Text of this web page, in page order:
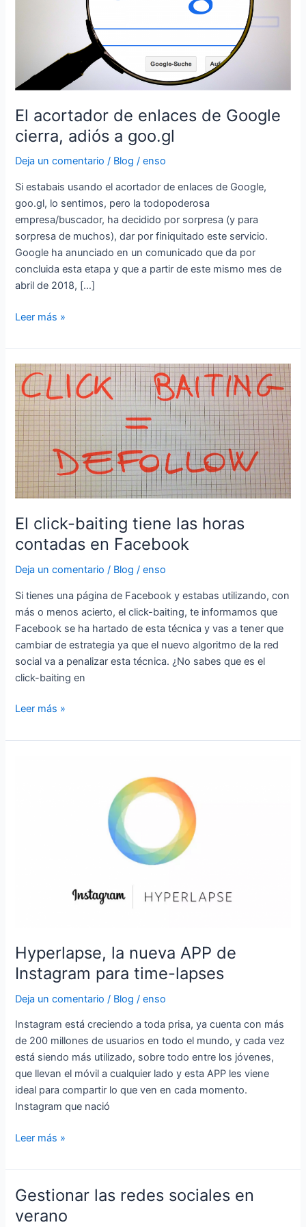
El acortador de enlaces de Google
cierra, adiós a goo.gl
Deja un comentario / Blog /enso
Si estabais usando el acortador de enlaces de Google,
goo.gl, lo sentimos, pero la todopoderosa
empresa/buscador, ha decidido por sorpresa (y para
sorpresa de muchos), dar por finiquitado este servicio.
Google ha anunciado en un comunicado que da por
concluida esta etapa y que a partir de este mismo mes de
abril de 2018, […]
Leer más »
El click-baiting tiene las horas
contadas en Facebook
Deja un comentario / Blog /enso
Si tienes una página de Facebook y estabas utilizando, con
más o menos acierto, el click-baiting, te informamos que
Facebook se ha hartado de esta técnica y vas a tener que
cambiar de estrategia ya que el nuevo algoritmo de la red
social va a penalizar esta técnica. ¿No sabes que es el
click-baiting en
El
click-
baiting
tiene
las
horas
contadas
en
Leer más »
Hyperlapse, la nueva APP de
Instagram para time-lapses
Deja un comentario / Blog /enso
Instagram está creciendo a toda prisa, ya cuenta con más
de 200 millones de usuarios en todo el mundo, y cada vez
está siendo más utilizado, sobre todo entre los jóvenes,
que llevan el móvil a cualquier lado y esta APP les viene
ideal para compartir lo que ven en cada momento.
Instagram que nació
Leer más »
Gestionar las redes sociales en
verano
Gestionar